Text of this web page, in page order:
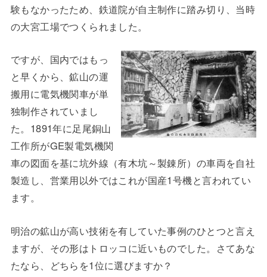
験もなかったため、鉄道院が自主制作に踏み切り、当時
の大宮工場でつくられました。
ですが、国内ではもっ
と早くから、鉱山の運
搬用に電気機関車が単
独制作されていまし
た。1891年に足尾銅山
工作所がGE製電気機関
車の図面を基に坑外線（有木坑～製錬所）の車両を自社
製造し、営業用以外ではこれが国産1号機と言われてい
ます。
明治の鉱山が高い技術を有していた事例のひとつと言え
ますが、その形はトロッコに近いものでした。さてあな
たなら、どちらを1位に選びますか？